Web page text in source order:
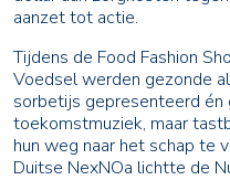
aanzet tot actie.
Tijdens de Food Fashion
Voedsel werden gezonde
sorbetijs gepresenteerd én
toekomstmuziek, maar
hun weg naar het schap te
Duitse NexNOa lichtte de